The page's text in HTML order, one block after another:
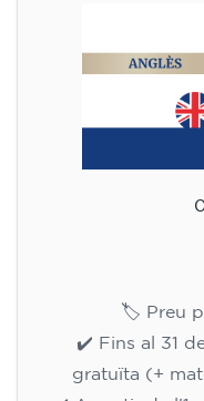
🏷️ Preu
✔️ Fins al 31
gratuïta (+